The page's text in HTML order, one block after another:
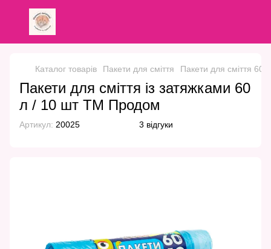
Каталог товарів Пакети для сміття Пакети для сміття
Пакети для сміття із затяжками 60
л / 10 шт ТМ Продом
Артикул: 20025 3 відгуки